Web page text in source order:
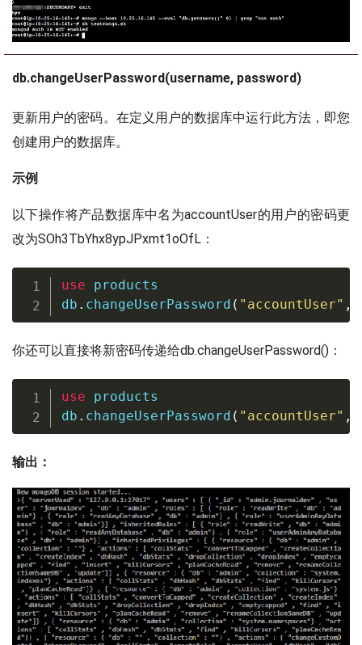
db.changeUserPassword(username, password)
更新用户的密码。在定义用户的数据库中运行此方法，即您
创建用户的数据库。
示例
以下操作将产品数据库中名为accountUser的用户的密码更
改为SOh3TbYhx8ypJPxmt1oOfL：
use products
db . changeUserPassword ( "accountUser" ,
你还可以直接将新密码传递给db.changeUserPassword()：
use products
db . changeUserPassword ( "accountUser" ,
输出：